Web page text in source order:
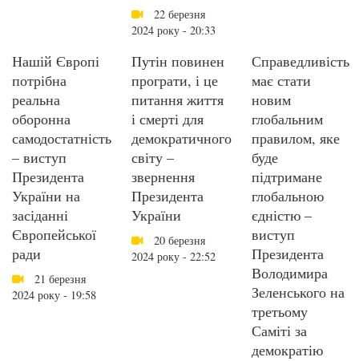
22 березня
2024 року - 20:33
Нашій Європі
потрібна
реальна
оборонна
самодостатність
– виступ
Президента
України на
засіданні
Європейської
ради
21 березня
2024 року - 19:58
Путін повинен
програти, і це
питання життя
і смерті для
демократичного
світу –
звернення
Президента
України
20 березня
2024 року - 22:52
Справедливість
має стати
новим
глобальним
правилом, яке
буде
підтримане
глобальною
єдністю –
виступ
Президента
Володимира
Зеленського на
третьому
Саміті за
демократію